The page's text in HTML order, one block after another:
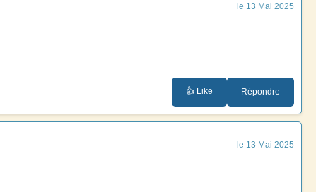
le 13 Mai 2025
👍 Like Répondre
le 13 Mai 2025